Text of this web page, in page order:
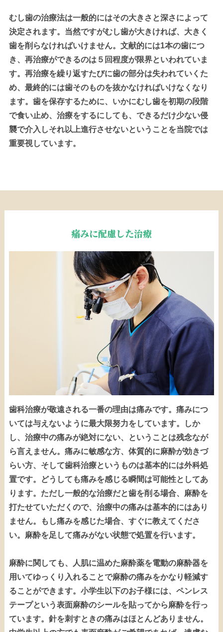
むし歯の治療法は一般的にはその大きさと深さによって
決定されます。当然ですがむし歯が大きければ、大きく
歯を削らなければいけません。文献的には1本の歯につ
き、再治療ができるのは５回程度が限界といわれていま
す。再治療を繰り返すたびに歯の部分は失われていくた
め、最終的には歯そのものを抜かなければいけなくなり
ます。歯を保存するために、いかにむし歯を初期の段階
で食い止め、治療をするにしても、できるだけ少ない侵
襲で介入しそれ以上進行させないということを当院では
重要視しています。
痛みに配慮した治療
歯科治療が敬遠される一番の理由は痛みです。痛みにつ
いては与えないように最大限努力をしています。しか
し、治療中の痛みが絶対にない、ということは残念なが
ら言えません。痛みに敏感な方、体質的に麻酔が効きづ
らい方、そして歯科治療というものは基本的には外科処
置です。どうしても痛みを感じる瞬間は可能性としてあ
ります。ただし一般的な治療だと歯を削る場合、麻酔を
打たせていただくので、治療中の痛みは基本的にはあり
ません。もし痛みを感じた場合、すぐに教えてくださ
い。麻酔を足して痛みがない状態で処置を行います。
麻酔に関しても、人肌に温めた麻酔薬を電動の麻酔器を
用いてゆっくり入れることで麻酔の痛みをかなり軽減す
ることができます。小学生以下のお子様には、ペンレス
テープという表面麻酔のシールを貼ってから麻酔を行っ
ています。針を刺すときの痛みはほとんどありません。